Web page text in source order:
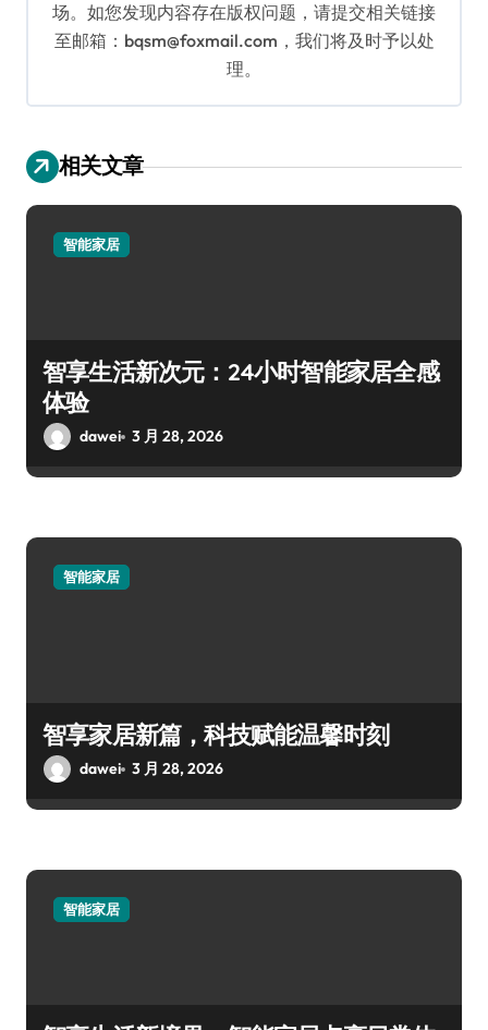
场。如您发现内容存在版权问题，请提交相关链接
至邮箱：bqsm@foxmail.com，我们将及时予以处
理。
相关文章
智能家居
智享生活新次元：24小时智能家居全感
体验
dawei 3 月 28, 2026
智能家居
智享家居新篇，科技赋能温馨时刻
dawei 3 月 28, 2026
智能家居